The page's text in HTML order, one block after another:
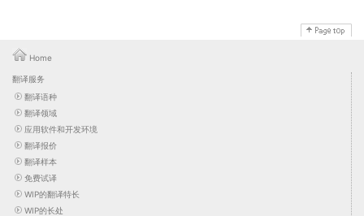
Home
翻译服务
翻译语种
翻译领域
应用软件和开发环境
翻译报价
翻译样本
免费试译
WIP的翻译特长
WIP的长处